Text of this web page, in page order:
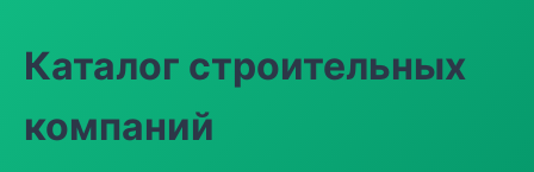
Каталог строительных
компаний